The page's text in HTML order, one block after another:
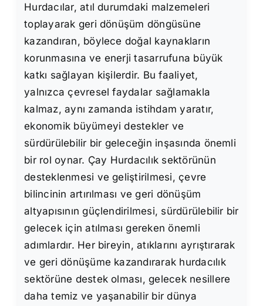
Hurdacılar, atıl durumdaki malzemeleri
toplayarak geri dönüşüm döngüsüne
kazandıran, böylece doğal kaynakların
korunmasına ve enerji tasarrufuna büyük
katkı sağlayan kişilerdir. Bu faaliyet,
yalnızca çevresel faydalar sağlamakla
kalmaz, aynı zamanda istihdam yaratır,
ekonomik büyümeyi destekler ve
sürdürülebilir bir geleceğin inşasında önemli
bir rol oynar. Çay Hurdacılık sektörünün
desteklenmesi ve geliştirilmesi, çevre
bilincinin artırılması ve geri dönüşüm
altyapısının güçlendirilmesi, sürdürülebilir bir
gelecek için atılması gereken önemli
adımlardır. Her bireyin, atıklarını ayrıştırarak
ve geri dönüşüme kazandırarak hurdacılık
sektörüne destek olması, gelecek nesillere
daha temiz ve yaşanabilir bir dünya